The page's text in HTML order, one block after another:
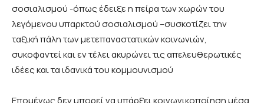
σοσιαλισμού -όπως έδειξε η πείρα των χωρών του
λεγόμενου υπαρκτού σοσιαλισμού –συσκοτίζει την
ταξική πάλη των μετεπαναστατικών κοινωνιών,
συκοφαντεί και εν τέλει ακυρώνει τις απελευθερωτικές
ιδέες και τα ιδανικά του κομμουνισμού
Επομένως δεν μπορεί να υπάρξει κοινωνικοποίηση μέσα